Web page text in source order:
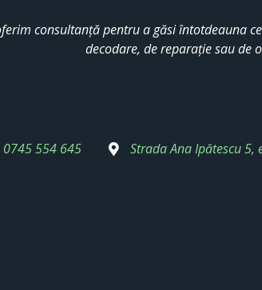
consultanță pentru a găsi întotdeauna
decodare, de reparație sau de
0745 554 645 Strada Ana Ipătescu 5,